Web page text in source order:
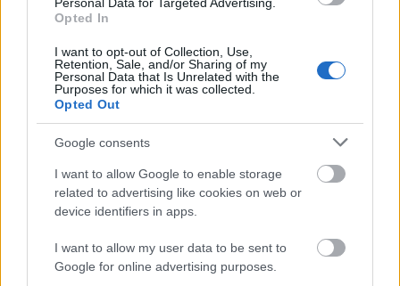
Opted In
I want to opt-out of Collection, Use,
Retention, Sale, and/or Sharing of my
Personal Data that Is Unrelated with the
Purposes for which it was collected.
Opted Out
Google consents
I want to allow Google to enable storage
related to advertising like cookies on web or
device identifiers in apps.
I want to allow my user data to be sent to
Google for online advertising purposes.
indul, megállítanák az ijesztő mértékű
vízveszteséget
HÍREK 2 órája